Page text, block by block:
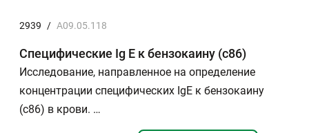
2939 / A09.05.118
Специфические Ig E к бензокаину (c86)
Исследование, направленное на определение
концентрации специфических IgE к бензокаину
(с86) в крови. …